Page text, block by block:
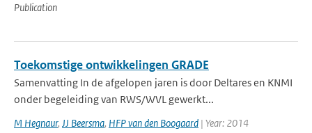
Publication
Toekomstige ontwikkelingen GRADE
Samenvatting In de afgelopen jaren is door Deltares en KNMI
onder begeleiding van RWS/WVL gewerkt...
M Hegnaur, JJ Beersma, HFP van den Boogaard | Year: 2014